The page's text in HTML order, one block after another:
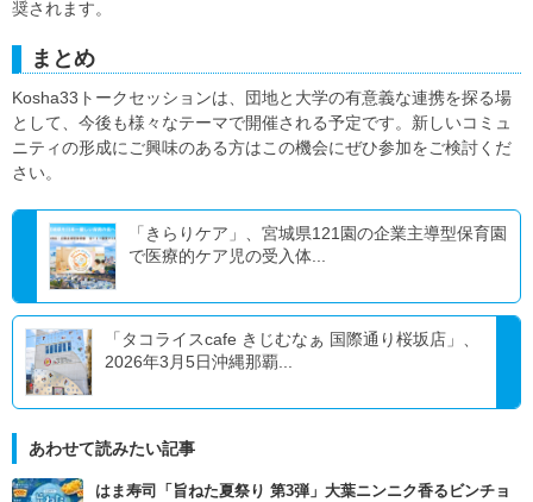
奨されます。
まとめ
Kosha33トークセッションは、団地と大学の有意義な連携を探る場
として、今後も様々なテーマで開催される予定です。新しいコミュ
ニティの形成にご興味のある方はこの機会にぜひ参加をご検討くだ
さい。
「きらりケア」、宮城県121園の企業主導型保育園
で医療的ケア児の受入体...
「タコライスcafe きじむなぁ 国際通り桜坂店」、
2026年3月5日沖縄那覇...
あわせて読みたい記事
はま寿司「旨ねた夏祭り 第3弾」大葉ニンニク香るビンチョ